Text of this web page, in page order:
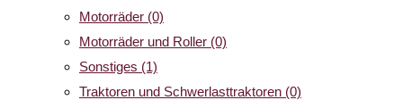
Motorräder (0)
Motorräder und Roller (0)
Sonstiges (1)
Traktoren und Schwerlasttraktoren (0)